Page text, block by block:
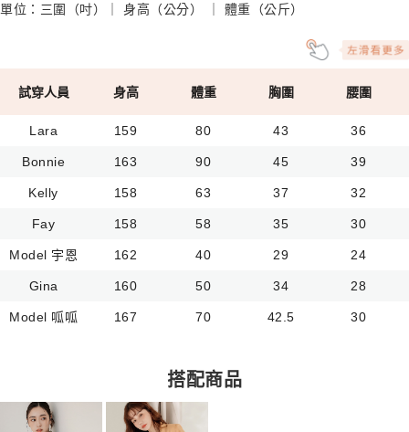
單位：三圍（吋）｜ 身高（公分） ｜ 體重（公斤）
試穿人員 身高 體重 胸圍 腰圍
Lara 159 80 43 36
Bonnie 163 90 45 39
Kelly 158 63 37 32
Fay 158 58 35 30
Model 宇恩 162 40 29 24
Gina 160 50 34 28
Model 呱呱 167 70 42.5 30
搭配商品